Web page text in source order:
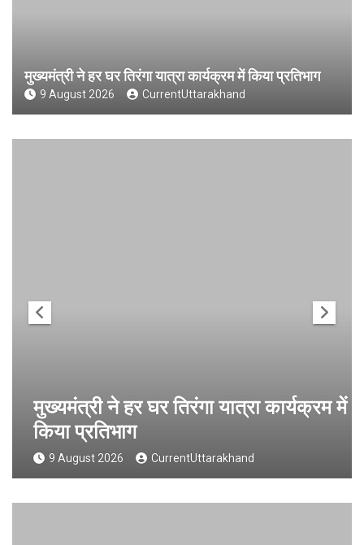
मुख्यमंत्री ने हर घर तिरंगा यात्रा कार्यक्रम में किया प्रतिभाग
9 August 2026 CurrentUttarakhand
मुख्यमंत्री ने हर घर तिरंगा यात्रा कार्यक्रम में
किया प्रतिभाग
9 August 2026 CurrentUttarakhand